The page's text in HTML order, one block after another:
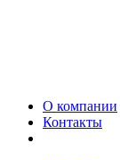
О компании
Контакты